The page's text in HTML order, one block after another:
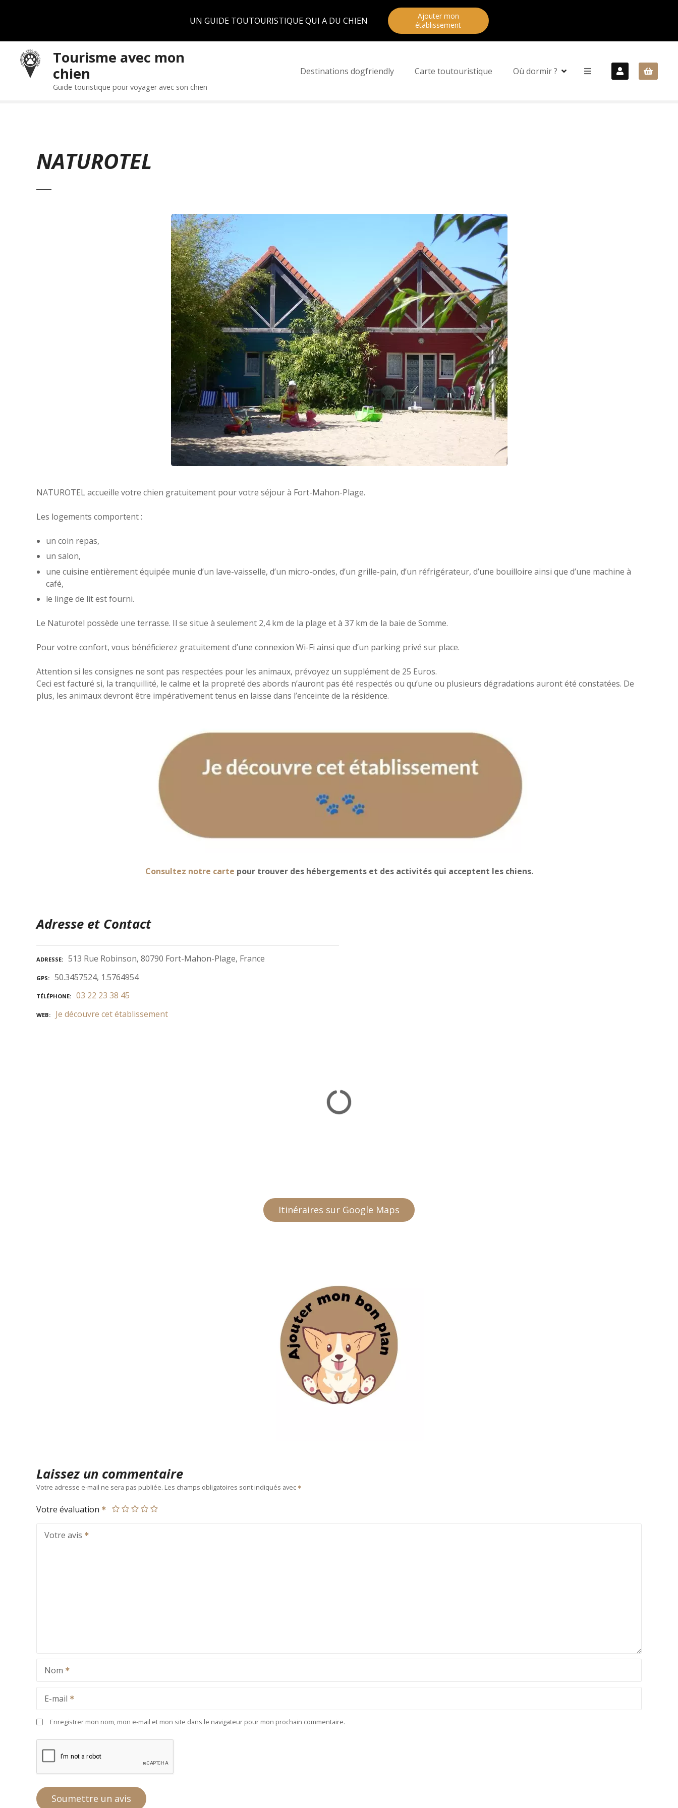
UN GUIDE TOUTOURISTIQUE QUI A DU CHIEN
Ajouter mon
établissement
Tourisme avec mon
chien
Guide touristique pour voyager avec son chien
Destinations dogfriendly Carte toutouristique Où dormir ?
NATUROTEL
NATUROTEL accueille votre chien gratuitement pour votre séjour à Fort-Mahon-Plage.
Les logements comportent :
un coin repas,
un salon,
une cuisine entièrement équipée munie d’un lave-vaisselle, d’un micro-ondes, d’un grille-pain, d’un réfrigérateur, d’une bouilloire ainsi que d’une machine à
café,
le linge de lit est fourni.
Le Naturotel possède une terrasse. Il se situe à seulement 2,4 km de la plage et à 37 km de la baie de Somme.
Pour votre confort, vous bénéficierez gratuitement d’une connexion Wi-Fi ainsi que d’un parking privé sur place.
Attention si les consignes ne sont pas respectées pour les animaux, prévoyez un supplément de 25 Euros.
Ceci est facturé si, la tranquillité, le calme et la propreté des abords n’auront pas été respectés ou qu’une ou plusieurs dégradations auront été constatées. De
plus, les animaux devront être impérativement tenus en laisse dans l’enceinte de la résidence.
Consultez notre carte pour trouver des hébergements et des activités qui acceptent les chiens.
Adresse et Contact
ADRESSE 513 Rue Robinson, 80790 Fort-Mahon-Plage, France
GPS 50.3457524, 1.5764954
TÉLÉPHONE 03 22 23 38 45
WEB Je découvre cet établissement
Itinéraires sur Google Maps
Laissez un commentaire
Votre adresse e-mail ne sera pas publiée. Les champs obligatoires sont indiqués avec
Votre évaluation
Votre avis
Nom
E-mail
Enregistrer mon nom, mon e-mail et mon site dans le navigateur pour mon prochain commentaire.